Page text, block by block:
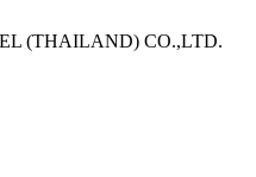
(THAILAND) CO.,LTD.